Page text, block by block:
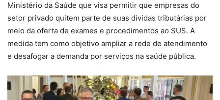
Ministério da Saúde que visa permitir que empresas do
setor privado quitem parte de suas dívidas tributárias por
meio da oferta de exames e procedimentos ao SUS. A
medida tem como objetivo ampliar a rede de atendimento
e desafogar a demanda por serviços na saúde pública.